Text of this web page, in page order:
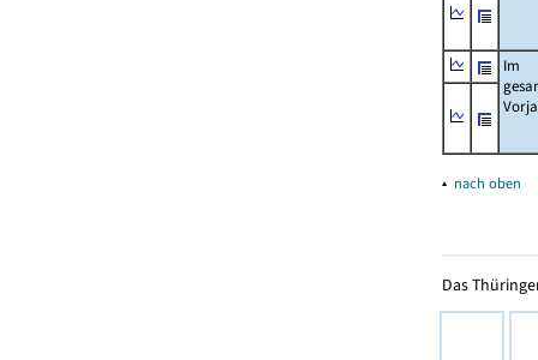
Im
▴ nach oben
Das